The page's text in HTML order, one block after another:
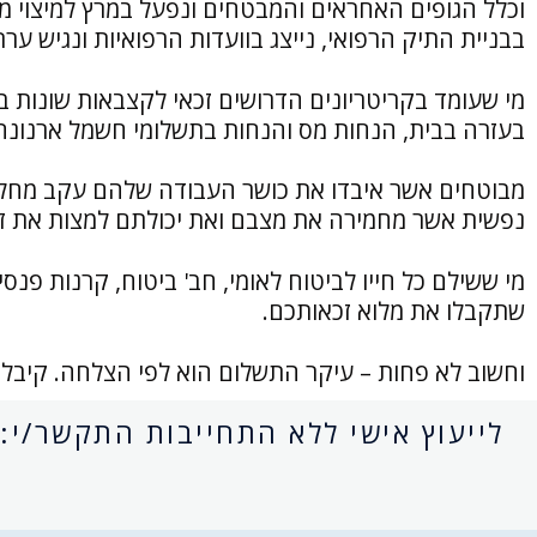
וכלל הגופים האחראים והמבטחים ונפעל במרץ למיצוי
בבניית התיק הרפואי, נייצג בוועדות הרפואיות ונגיש
מי שעומד בקריטריונים הדרושים זכאי לקצבאות
בעזרה בבית, הנחות מס והנחות בתשלומי חשמל
מבוטחים אשר איבדו את כושר העבודה שלהם עקב
נפשית אשר מחמירה את מצבם ואת יכולתם למצות את
מי ששילם כל חייו לביטוח לאומי, חב' ביטוח, קרנות
שתקבלו את מלוא זכאותכם.
וחשוב לא פחות – עיקר התשלום הוא לפי הצלחה.
לייעוץ אישי ללא התחייבות התקשר/י: